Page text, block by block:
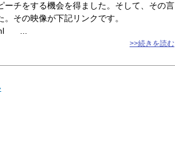
ーチをする機会を得ました。そして、その言
。その映像が下記リンクです。
...
>>続きを読む